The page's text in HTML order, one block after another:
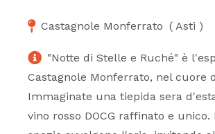
Castagnole Monferrato ( Asti )
"Notte di Stelle e Ruché" è
Castagnole Monferrato, nel cuore
Immaginate una tiepida sera
vino rosso DOCG raffinato e